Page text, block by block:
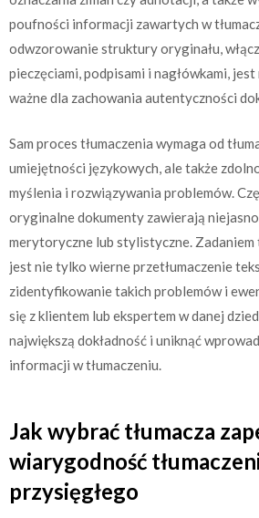
poufności informacji zawartych w
odwzorowanie struktury oryginału,
pieczęciami, podpisami i nagłówkami,
ważne dla zachowania autentyczności
Sam proces tłumaczenia wymaga od
umiejętności językowych, ale także
myślenia i rozwiązywania problemów.
oryginalne dokumenty zawierają
merytoryczne lub stylistyczne. Zadaniem
jest nie tylko wierne przetłumaczenie
zidentyfikowanie takich problemów i
się z klientem lub ekspertem w danej
największą dokładność i uniknąć
informacji w tłumaczeniu.
Jak wybrać tłumacza
wiarygodność
przysięgłego